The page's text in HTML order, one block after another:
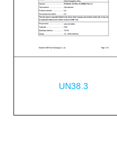
UN38.3